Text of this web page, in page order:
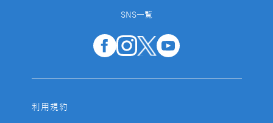
SNS一覧
利用規約